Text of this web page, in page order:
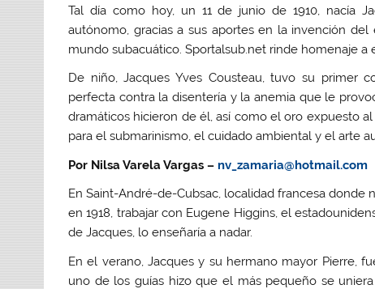
Tal día como hoy, un 11 de junio de 1910, nacía
autónomo, gracias a sus aportes en la invención
mundo subacuático. Sportalsub.net rinde homenaje a
De niño, Jacques Yves Cousteau, tuvo su primer
perfecta contra la disentería y la anemia que le
dramáticos hicieron de él, así como el oro expuesto
para el submarinismo, el cuidado ambiental y el arte
Por Nilsa Varela Vargas – nv_zamaria@hotmail.com
En Saint-André-de-Cubsac, localidad francesa donde
en 1918, trabajar con Eugene Higgins, el
de Jacques, lo enseñaría a nadar.
En el verano, Jacques y su hermano mayor Pierre,
uno de los guías hizo que el más pequeño se